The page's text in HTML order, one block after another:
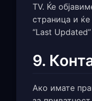
TV. Ќе
страница и
“Last
9.
Ако имате